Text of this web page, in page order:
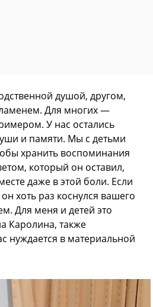
душой, другом,
Для многих —
У нас остались
и памяти. Мы с детьми
хранить воспоминания
который он оставил,
даже в этой боли. Если
хоть раз коснулся вашего
Для меня и детей это
Каролина, также
нуждается в материальной